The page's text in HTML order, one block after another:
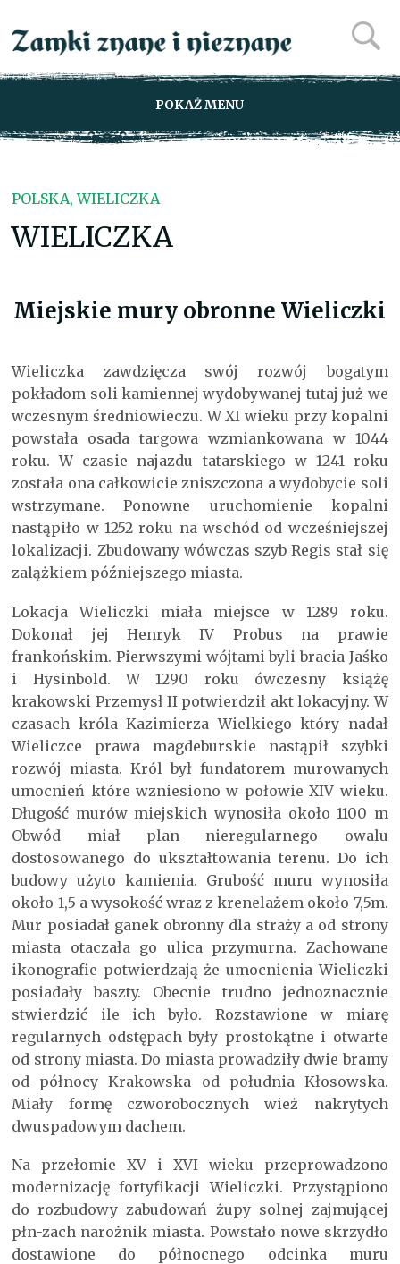
POKAŻ MENU
POLSKA, WIELICZKA
WIELICZKA
Miejskie mury obronne Wieliczki
Wieliczka zawdzięcza swój rozwój bogatym
pokładom soli kamiennej wydobywanej tutaj już we
wczesnym średniowieczu. W XI wieku przy kopalni
powstała osada targowa wzmiankowana w 1044
roku. W czasie najazdu tatarskiego w 1241 roku
została ona całkowicie zniszczona a wydobycie soli
wstrzymane. Ponowne uruchomienie kopalni
nastąpiło w 1252 roku na wschód od wcześniejszej
lokalizacji. Zbudowany wówczas szyb Regis stał się
zalążkiem późniejszego miasta.
Lokacja Wieliczki miała miejsce w 1289 roku.
Dokonał jej Henryk IV Probus na prawie
frankońskim. Pierwszymi wójtami byli bracia Jaśko
i Hysinbold. W 1290 roku ówczesny książę
krakowski Przemysł II potwierdził akt lokacyjny. W
czasach króla Kazimierza Wielkiego który nadał
Wieliczce prawa magdeburskie nastąpił szybki
rozwój miasta. Król był fundatorem murowanych
umocnień które wzniesiono w połowie XIV wieku.
Długość murów miejskich wynosiła około 1100 m
Obwód miał plan nieregularnego owalu
dostosowanego do ukształtowania terenu. Do ich
budowy użyto kamienia. Grubość muru wynosiła
około 1,5 a wysokość wraz z krenelażem około 7,5m.
Mur posiadał ganek obronny dla straży a od strony
miasta otaczała go ulica przymurna. Zachowane
ikonografie potwierdzają że umocnienia Wieliczki
posiadały baszty. Obecnie trudno jednoznacznie
stwierdzić ile ich było. Rozstawione w miarę
regularnych odstępach były prostokątne i otwarte
od strony miasta. Do miasta prowadziły dwie bramy
od północy Krakowska od południa Kłosowska.
Miały formę czworobocznych wież nakrytych
dwuspadowym dachem.
Na przełomie XV i XVI wieku przeprowadzono
modernizację fortyfikacji Wieliczki. Przystąpiono
do rozbudowy zabudowań żupy solnej zajmującej
płn-zach narożnik miasta. Powstało nowe skrzydło
dostawione do północnego odcinka muru